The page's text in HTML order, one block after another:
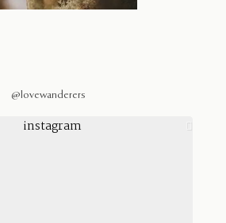
@lovewanderers